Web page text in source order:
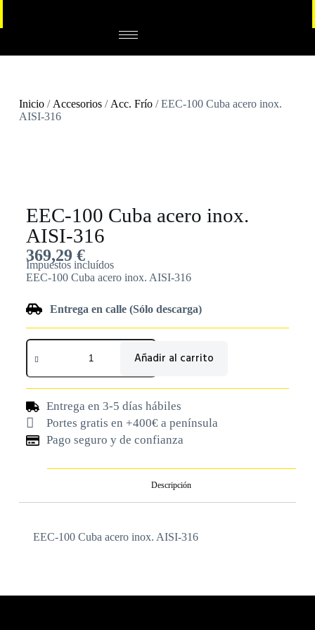
Inicio/ Accesorios/ Acc. Frío/ EEC-100 Cuba acero inox.
AISI-316
EEC-100 Cuba acero inox.
AISI-316
369,29 €
Impuestos incluídos
EEC-100 Cuba acero inox. AISI-316
Entrega en calle (Sólo descarga)
Añadir al carrito
Entrega en 3-5 días hábiles
Portes gratis en +400€ a península
Pago seguro y de confianza
Descripción
EEC-100 Cuba acero inox. AISI-316